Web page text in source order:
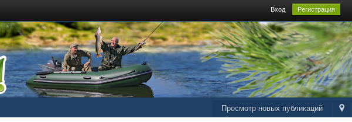
Вход Регистрация
Просмотр новых публикаций